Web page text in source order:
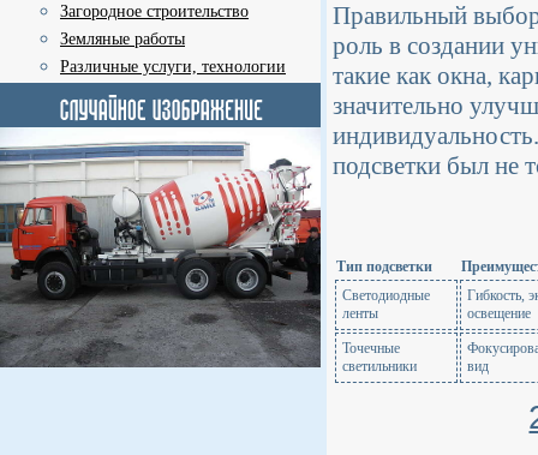
Загородное строительство
Земляные работы
Различные услуги, технологии
Правильный
роль в создании
такие как окна,
значительно
подсветки был не
Тип подсветки
Светодиодные
ленты
Гибкость,
освещение
Точечные
светильники
вид